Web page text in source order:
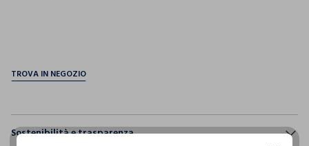
Sostenibilità e trasparenza